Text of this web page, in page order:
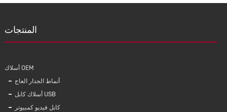
المنتجات
أسلاك OEM
أنماط الجدار العاج
أسلاك كابل USB
كابل فيديو كمبيوتر